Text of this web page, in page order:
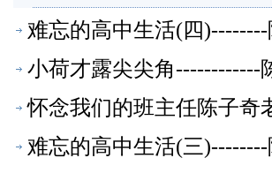
难忘的高中生活(四
小荷才露尖尖角------------
怀念我们的班主任陈子奇
难忘的高中生活(三